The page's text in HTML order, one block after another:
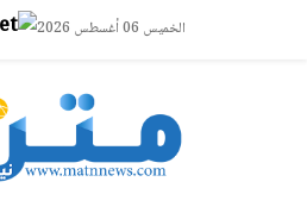
الخميس 06 أغسطس 2026